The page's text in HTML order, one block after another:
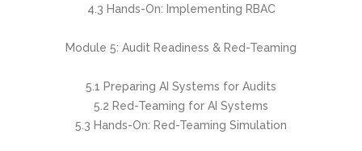
4.3 Hands-On: Implementing RBAC
Module 5: Audit Readiness & Red-Teaming
5.1 Preparing AI Systems for Audits
5.2 Red-Teaming for AI Systems
5.3 Hands-On: Red-Teaming Simulation